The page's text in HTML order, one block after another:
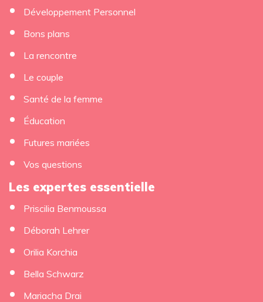
Développement Personnel
Bons plans
La rencontre
Le couple
Santé de la femme
Éducation
Futures mariées
Vos questions
Les expertes essentielle
Priscilia Benmoussa
Déborah Lehrer
Orilia Korchia
Bella Schwarz
Mariacha Drai